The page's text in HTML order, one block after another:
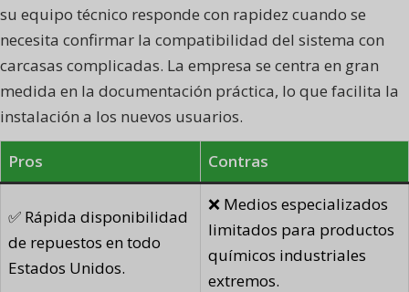
su equipo técnico responde con rapidez cuando se
necesita confirmar la compatibilidad del sistema con
carcasas complicadas. La empresa se centra en gran
medida en la documentación práctica, lo que facilita la
instalación a los nuevos usuarios.
Pros Contras
✅ Rápida disponibilidad
de repuestos en todo
Estados Unidos.
❌ Medios especializados
limitados para productos
químicos industriales
extremos.